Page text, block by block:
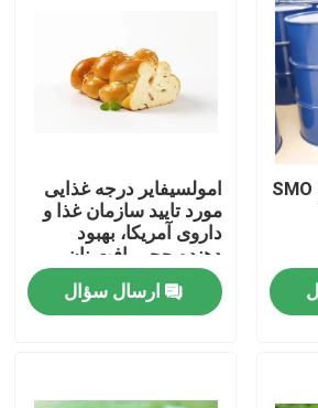
مونوولیت سوربیتان SMO
امولسیفایر درجه غذایی
مورد تایید سازمان غذا و
داروی آمریکا، بهبود
دهنده حجم بافت نان
DMG
ارسال سؤال